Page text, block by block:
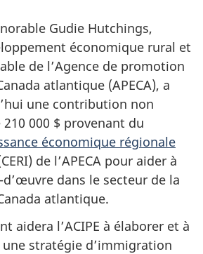
Gudie Hutchings,
économique rural et
de l’Agence de promotion
atlantique (APECA), a
une contribution non
000 $ provenant du
économique régionale
de l’APECA pour aider à
dans le secteur de la
atlantique.
aidera l’ACIPE à élaborer et à
stratégie d’immigration